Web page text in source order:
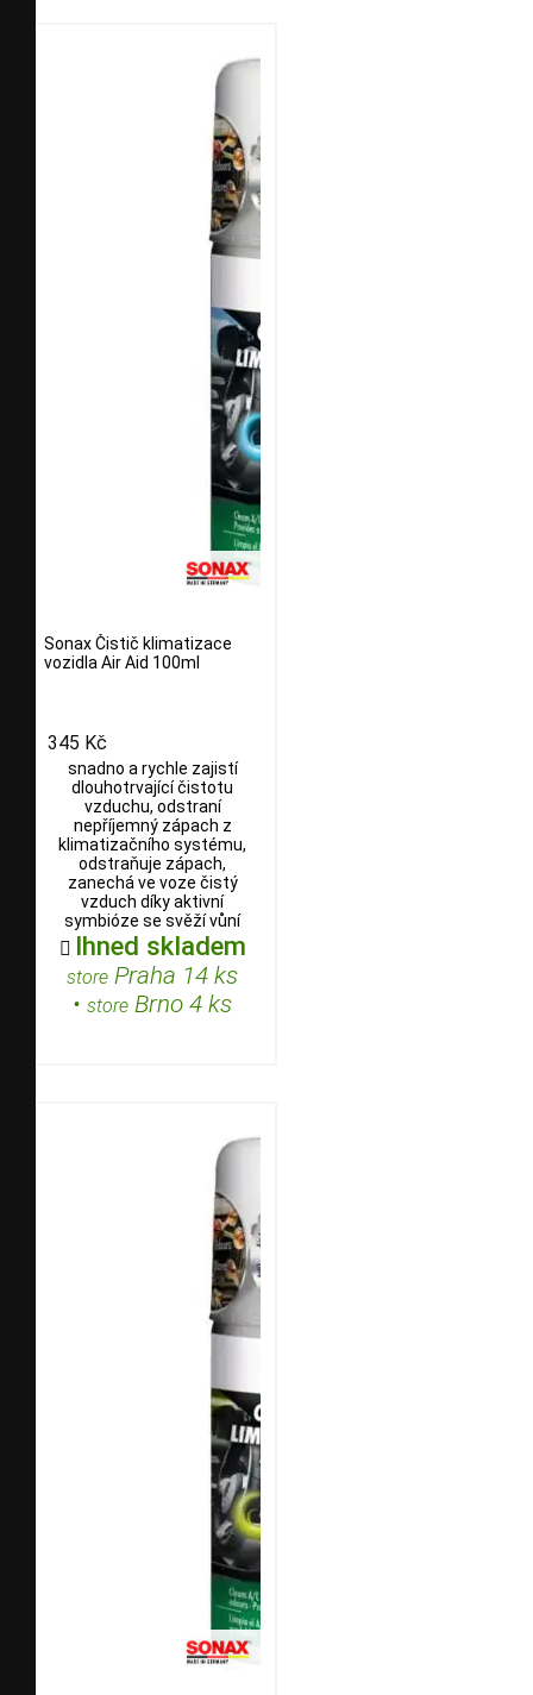
Sonax Čistič klimatizace
vozidla Air Aid 100ml
345 Kč
snadno a rychle zajistí
dlouhotrvající čistotu
vzduchu, odstraní
nepříjemný zápach z
klimatizačního systému,
odstraňuje zápach,
zanechá ve voze čistý
vzduch díky aktivní
symbióze se svěží vůní
 Ihned skladem
store Praha 14 ks
• store Brno 4 ks